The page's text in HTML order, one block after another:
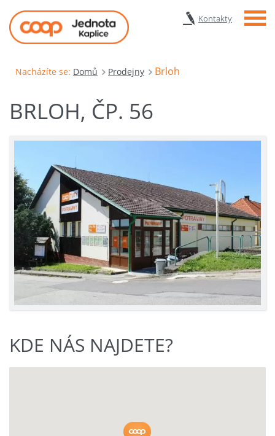
Kontakty Menu
Nacházíte se: Domů Prodejny Brloh
BRLOH, ČP. 56
KDE NÁS NAJDETE?